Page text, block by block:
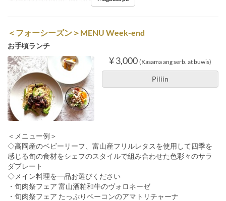
＜フォーシーズン＞MENU Week-end
お手頃ランチ
¥ 3,000 (Kasama ang serb. at buwis)
Piliin
＜メニュー例＞
◇高岡産のベビーリーフ、富山産フリルレタスを使用して四季を
感じる旬の食材をシェフのスタイルで組み合わせた色彩々のサラ
ダプレート
◇メイン料理を一品お選びください
・旬肉祭フェア 富山酒粕和牛のヴォロネーゼ
・旬肉祭フェア たっぷりベーコンのアマトリチャーナ